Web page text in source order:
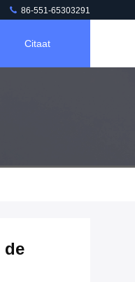
86-551-65303291
Citaat
de